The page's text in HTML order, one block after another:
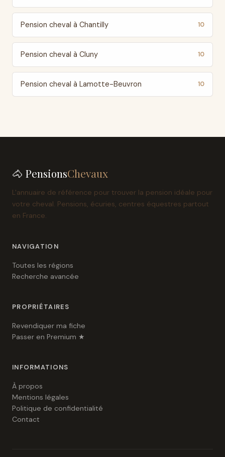
Pension cheval à Chantilly 10
Pension cheval à Cluny 10
Pension cheval à Lamotte-Beuvron 10
🐴 PensionsChevaux
L'annuaire de référence pour trouver la pension idéale pour
votre cheval. Pensions, écuries, centres équestres partout
en France.
NAVIGATION
Toutes les régions
Recherche avancée
PROPRIÉTAIRES
Revendiquer ma fiche
Passer en Premium ★
INFORMATIONS
À propos
Mentions légales
Politique de confidentialité
Contact